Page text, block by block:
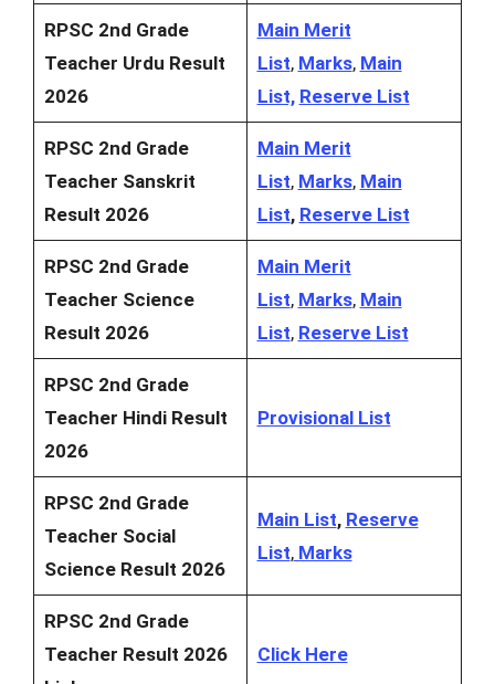
RPSC 2nd Grade
Teacher Urdu Result
2026
Main Merit
List, Marks, Main
List, Reserve List
RPSC 2nd Grade
Teacher Sanskrit
Result 2026
Main Merit
List, Marks, Main
List, Reserve List
RPSC 2nd Grade
Teacher Science
Result 2026
Main Merit
List, Marks, Main
List, Reserve List
RPSC 2nd Grade
Teacher Hindi Result
2026
Provisional List
RPSC 2nd Grade
Teacher Social
Science Result 2026
Main List, Reserve
List,Marks
RPSC 2nd Grade
Teacher Result 2026
Click Here